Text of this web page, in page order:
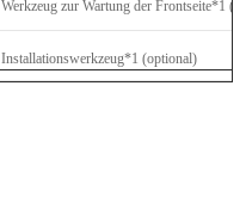
Werkzeug zur Wartung der Frontseite*1
Installationswerkzeug*1 (optional)